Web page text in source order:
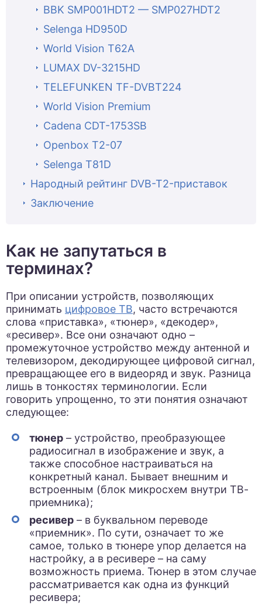
BBK SMP001HDT2 — SMP027HDT2
Selenga HD950D
World Vision T62A
LUMAX DV-3215HD
TELEFUNKEN TF-DVBT224
World Vision Premium
Cadena CDT-1753SB
Openbox T2-07
Selenga T81D
Народный рейтинг DVB-T2-приставок
Заключение
Как не запутаться в
терминах?
При описании устройств, позволяющих
принимать цифровое ТВ, часто встречаются
слова «приставка», «тюнер», «декодер»,
«ресивер». Все они означают одно –
промежуточное устройство между антенной и
телевизором, декодирующее цифровой сигнал,
превращающее его в видеоряд и звук. Разница
лишь в тонкостях терминологии. Если
говорить упрощенно, то эти понятия означают
следующее:
тюнер – устройство, преобразующее
радиосигнал в изображение и звук, а
также способное настраиваться на
конкретный канал. Бывает внешним и
встроенным (блок микросхем внутри ТВ-
приемника);
ресивер – в буквальном переводе
«приемник». По сути, означает то же
самое, только в тюнере упор делается на
настройку, а в ресивере – на саму
возможность приема. Тюнер в этом случае
рассматривается как одна из функций
ресивера;